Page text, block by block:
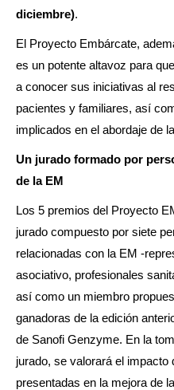
diciembre).
El Proyecto Embárcate,
es un potente altavoz para
a conocer sus iniciativas al
pacientes y familiares, así
implicados en el abordaje de
Un jurado formado por
de la EM
Los 5 premios del Proyecto
jurado compuesto por siete
relacionadas con la EM -
asociativo, profesionales
así como un miembro
ganadoras de la edición
de Sanofi Genzyme. En la
jurado, se valorará el impacto
presentadas en la mejora de